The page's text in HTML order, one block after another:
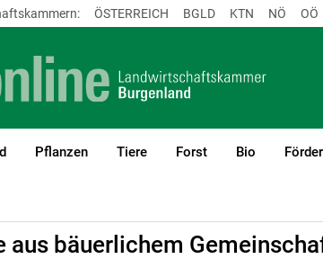
ÖSTERREICH BGLD KTN NÖ OÖ
Pflanzen Tiere Forst Bio
aus bäuerlichem